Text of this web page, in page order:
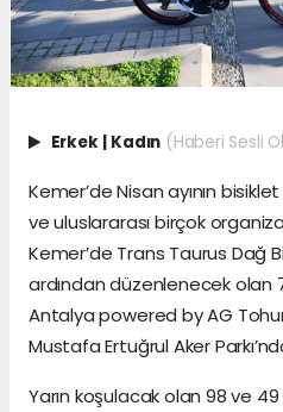
Erkek | Kadın (Haberi Sesli
Kemer’de Nisan ayının
ve uluslararası birçok
Kemer’de Trans Taurus Dağ
ardından düzenlenecek olan
Antalya powered by AG
Mustafa Ertuğrul Aker
Yarın koşulacak olan 98 ve